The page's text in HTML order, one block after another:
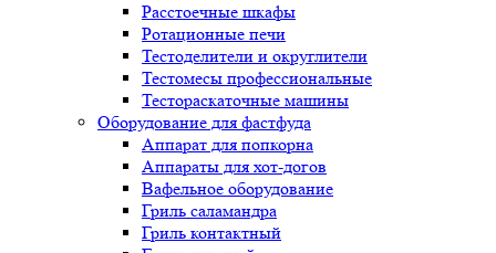
Расстоечные шкафы
Ротационные печи
Тестоделители и округлители
Тестомесы профессиональные
Тестораскаточные машины
Оборудование для фастфуда
Аппарат для попкорна
Аппараты для хот-догов
Вафельное оборудование
Гриль саламандра
Гриль контактный